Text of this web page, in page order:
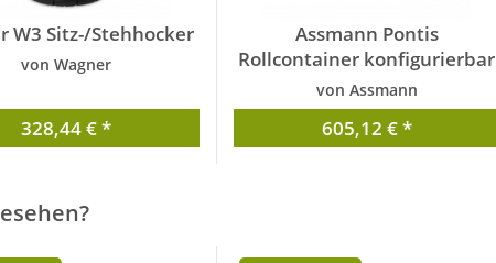
W3 Sitz-/Stehhocker
von Wagner
328,44 € *
Assmann Pontis
Rollcontainer konfigurierbar
von Assmann
605,12 € *